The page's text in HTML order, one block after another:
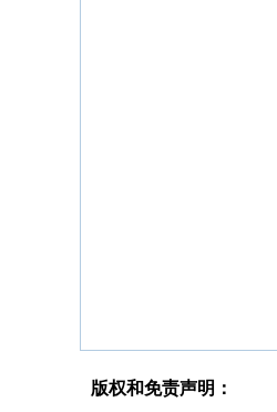
版权和免责声明：